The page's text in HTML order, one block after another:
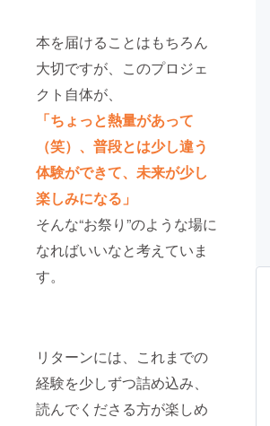
本を届けることはもちろん
大切ですが、このプロジェ
クト自体が、
「ちょっと熱量があって
（笑）、普段とは少し違う
体験ができて、未来が少し
楽しみになる」
そんな“お祭り”のような場に
なればいいなと考えていま
す。
リターンには、これまでの
経験を少しずつ詰め込み、
読んでくださる方が楽しめ